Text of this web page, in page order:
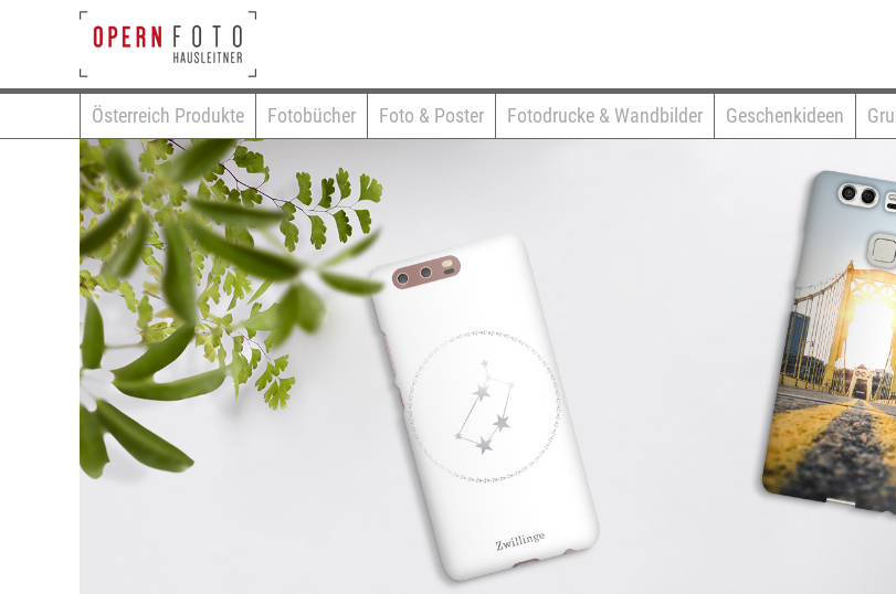
Österreich Produkte Fotobücher Foto & Poster Fotodrucke & Wandbilder Geschenkideen